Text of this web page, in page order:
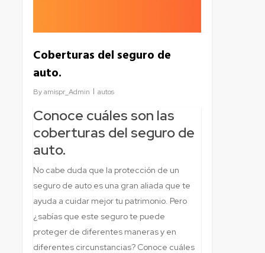
Coberturas del seguro de
auto.
By amispr_Admin autos
Conoce cuáles son las
coberturas del seguro de
auto.
No cabe duda que la protección de un
seguro de auto es una gran aliada que te
ayuda a cuidar mejor tu patrimonio. Pero
¿sabías que este seguro te puede
proteger de diferentes maneras y en
diferentes circunstancias? Conoce cuáles